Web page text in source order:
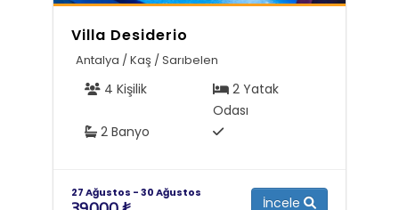
Villa Desiderio
Antalya / Kaş / Sarıbelen
4 Kişilik
2 Yatak
Odası
2 Banyo
27 Ağustos - 30 Ağustos
İncele